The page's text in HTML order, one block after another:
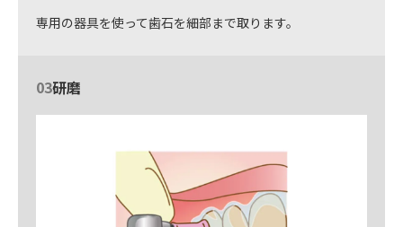
専用の器具を使って歯石を細部まで取ります。
03研磨